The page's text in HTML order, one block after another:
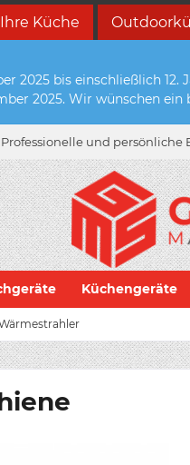
Küche
2025 bis einschließlich
2025. Wir wünschen
Professionelle und persönliche
Küchengeräte